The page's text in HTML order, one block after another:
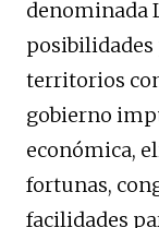
denominada
territorios
gobierno
económica,
fortunas,
facilidades